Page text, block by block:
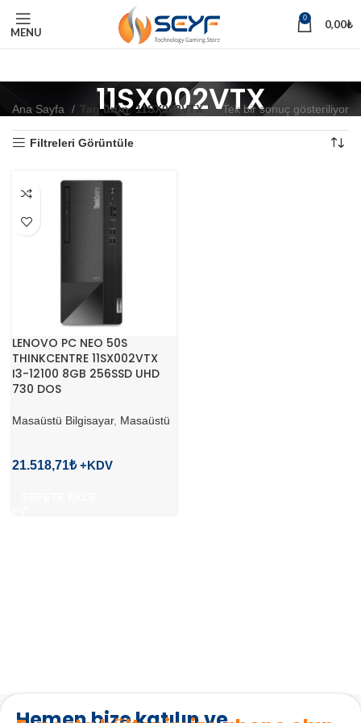
MENU
0 0,00₺
11SX002VTX
Ana Sayfa Tag ürün 11SX002VTX Tek bir sonuç gösteriliyor
Filtreleri Görüntüle
LENOVO PC NEO 50S
THINKCENTRE 11SX002VTX
I3-12100 8GB 256SSD UHD
730 DOS
Masaüstü Bilgisayar, Masaüstü
21.518,71₺